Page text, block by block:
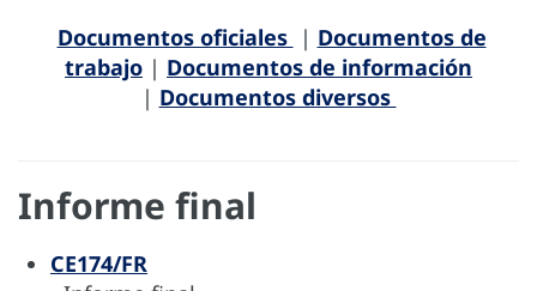
Documentos oficiales | Documentos de
trabajo | Documentos de información
| Documentos diversos
Informe final
CE174/FR